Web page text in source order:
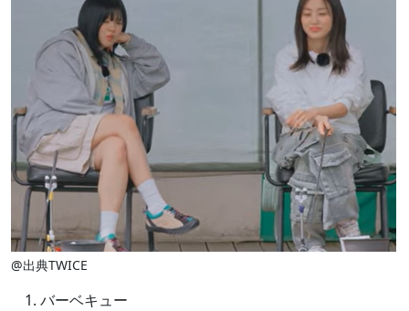
@出典TWICE
バーベキュー